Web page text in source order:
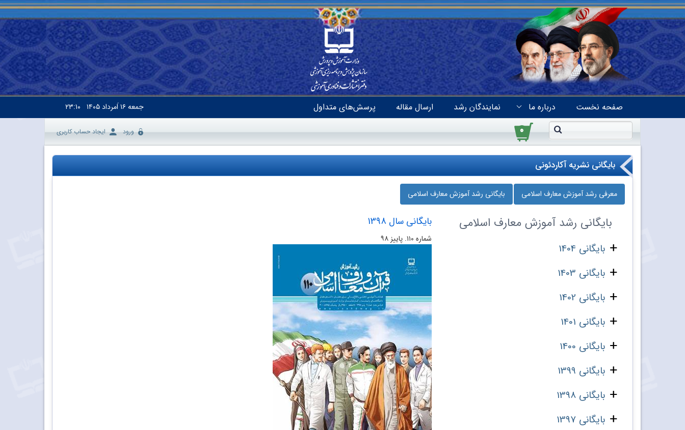
صفحه نخست درباره ما نمایندگان رشد ارسال مقاله پرسش‌های متداول جمعه۱۶ اَمرداد ۱۴۰۵ ۲۳:۱۰
۰ ورود ایجاد حساب کاربری
بایگانی نشریه آکاردئونی
معرفی رشد آموزش معارف اسلامی بایگانی رشد آموزش معارف اسلامی
بایگانی رشد آموزش معارف اسلامی
بایگانی 1404
بایگانی 1403
بایگانی 1402
بایگانی 1401
بایگانی 1400
بایگانی 1399
بایگانی 1398
بایگانی 1397
بایگانی سال 1398
شماره ۱۱۰. پاییز ۹۸